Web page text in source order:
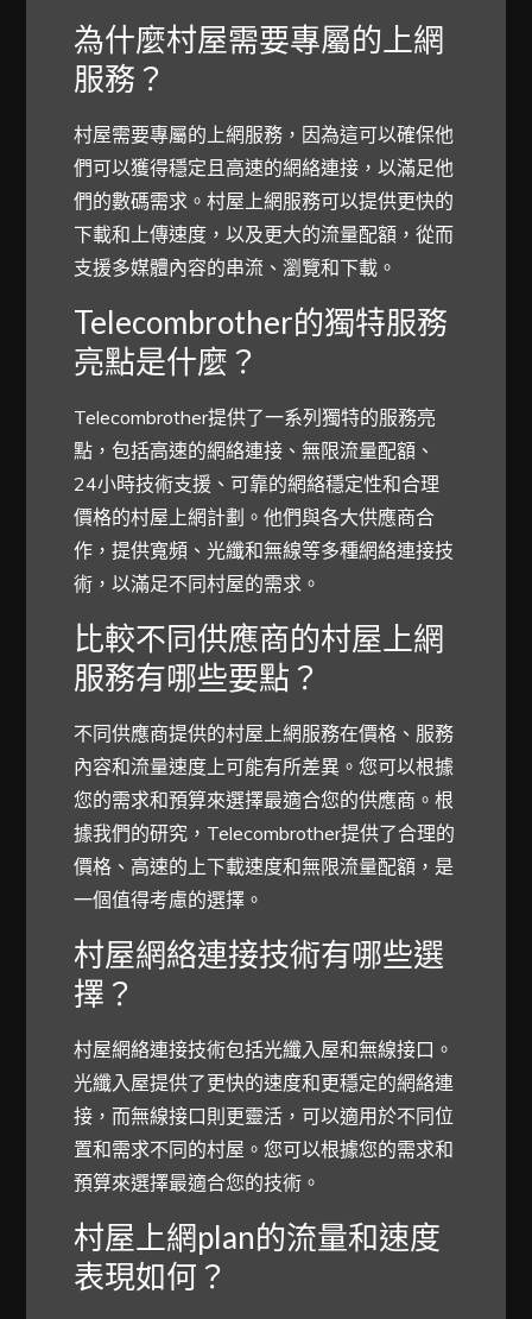
為什麼村屋需要專屬的上網
服務？
村屋需要專屬的上網服務，因為這可以確保他
們可以獲得穩定且高速的網絡連接，以滿足他
們的數碼需求。村屋上網服務可以提供更快的
下載和上傳速度，以及更大的流量配額，從而
支援多媒體內容的串流、瀏覽和下載。
Telecombrother的獨特服務
亮點是什麼？
Telecombrother提供了一系列獨特的服務亮
點，包括高速的網絡連接、無限流量配額、
24小時技術支援、可靠的網絡穩定性和合理
價格的村屋上網計劃。他們與各大供應商合
作，提供寬頻、光纖和無線等多種網絡連接技
術，以滿足不同村屋的需求。
比較不同供應商的村屋上網
服務有哪些要點？
不同供應商提供的村屋上網服務在價格、服務
內容和流量速度上可能有所差異。您可以根據
您的需求和預算來選擇最適合您的供應商。根
據我們的研究，Telecombrother提供了合理的
價格、高速的上下載速度和無限流量配額，是
一個值得考慮的選擇。
村屋網絡連接技術有哪些選
擇？
村屋網絡連接技術包括光纖入屋和無線接口。
光纖入屋提供了更快的速度和更穩定的網絡連
接，而無線接口則更靈活，可以適用於不同位
置和需求不同的村屋。您可以根據您的需求和
預算來選擇最適合您的技術。
村屋上網plan的流量和速度
表現如何？